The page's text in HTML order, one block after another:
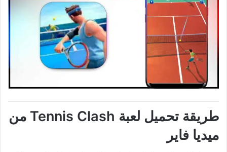
طريقة تحميل لعبة Tennis Clash من
ميديا فاير